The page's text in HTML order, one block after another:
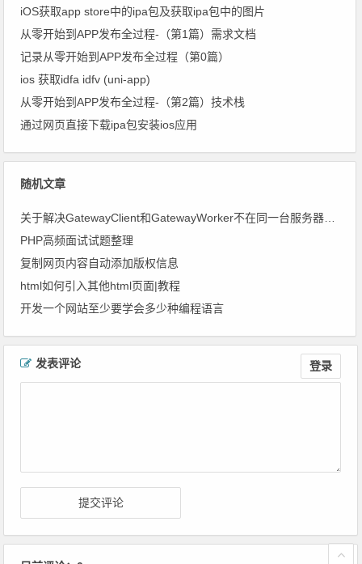
iOS获取app store中的ipa包及获取ipa包中的图片
从零 开始到APP发布全过程-（第1篇）需求文档
记录从零 开始到APP发布全过程（第0篇）
ios 获取idfa idfv (uni-app)
从零 开始到APP发布全过程-（第2篇）技术栈
通过网页直接下载ipa包安装ios应用
随机文章
PHP高频面试试题整理
复制网页内容自动添加版权信息
html如何引入其他html页面|教程
开发一个网站至少要学会多少种编程语言
文章导航
发表评论 登录